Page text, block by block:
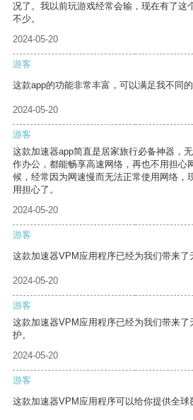
况了。我以前玩游戏经常会输，现在有了这
不少。
2024-05-20
游客
这款app的功能非常丰富，可以满足我不同的
2024-05-20
游客
这款加速器app简直是居家旅行必备神器，
作办公，都能畅享高速网络，再也不用担心
候，经常因为网速慢而无法正常使用网络，
用担心了。
2024-05-20
游客
这款加速器VPM应用程序已经为我们带来了
2024-05-20
游客
这款加速器VPM应用程序已经为我们带来
护。
2024-05-20
游客
这款加速器VPM应用程序可以给你提供全球